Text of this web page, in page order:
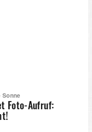
Foto-Aufruf: